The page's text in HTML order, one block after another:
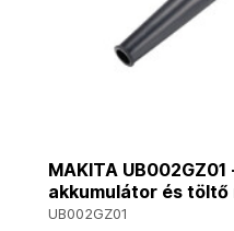
MAKITA
akkumulátor és töltő
UB002GZ01